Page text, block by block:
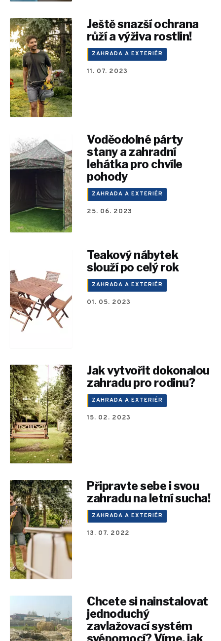
Ještě snazší ochrana
růží a výživa rostlin!
ZAHRADA A EXTERIÉR
11. 07. 2023
Voděodolné párty
stany a zahradní
lehátka pro chvíle
pohody
ZAHRADA A EXTERIÉR
25. 06. 2023
Teakový nábytek
slouží po celý rok
ZAHRADA A EXTERIÉR
01. 05. 2023
Jak vytvořit dokonalou
zahradu pro rodinu?
ZAHRADA A EXTERIÉR
15. 02. 2023
Připravte sebe i svou
zahradu na letní sucha!
ZAHRADA A EXTERIÉR
13. 07. 2022
Chcete si nainstalovat
jednoduchý
zavlažovací systém